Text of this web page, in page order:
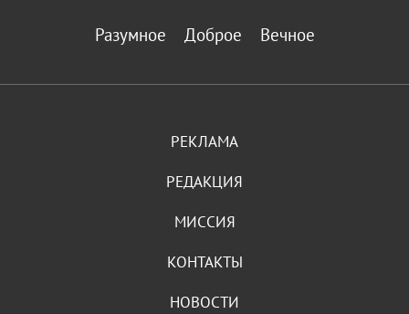
Разумное Доброе Вечное
РЕКЛАМА
РЕДАКЦИЯ
МИССИЯ
КОНТАКТЫ
НОВОСТИ